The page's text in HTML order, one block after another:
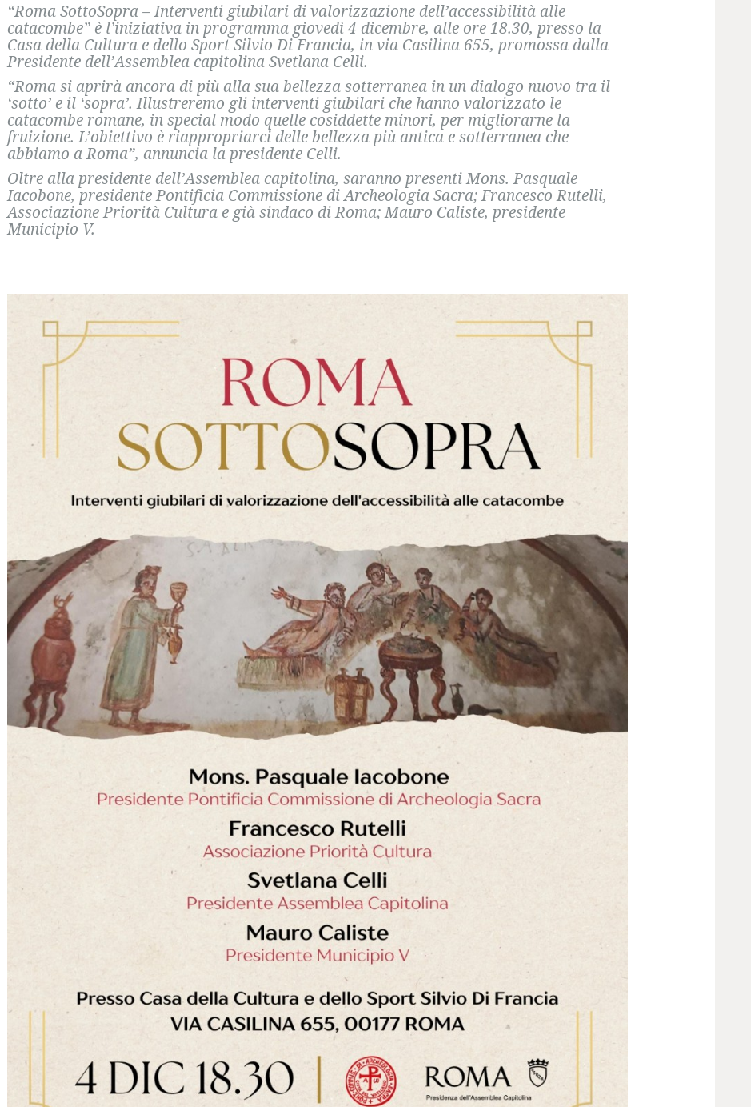
“Roma SottoSopra – Interventi giubilari di valorizzazione dell’accessibilità alle
catacombe” è l’iniziativa in programma giovedì 4 dicembre, alle ore 18.30, presso la
Casa della Cultura e dello Sport Silvio Di Francia, in via Casilina 655, promossa dalla
Presidente dell’Assemblea capitolina Svetlana Celli.
“Roma si aprirà ancora di più alla sua bellezza sotterranea in un dialogo nuovo tra il
‘sotto’ e il ‘sopra’. Illustreremo gli interventi giubilari che hanno valorizzato le
catacombe romane, in special modo quelle cosiddette minori, per migliorarne la
fruizione. L’obiettivo è riappropriarci delle bellezza più antica e sotterranea che
abbiamo a Roma”, annuncia la presidente Celli.
Oltre alla presidente dell’Assemblea capitolina, saranno presenti Mons. Pasquale
Iacobone, presidente Pontificia Commissione di Archeologia Sacra; Francesco Rutelli,
Associazione Priorità Cultura e già sindaco di Roma; Mauro Caliste, presidente
Municipio V.